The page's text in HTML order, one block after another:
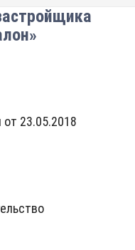
23.05.2018